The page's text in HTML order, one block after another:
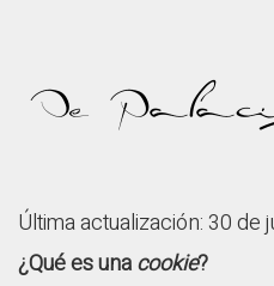
Última actualización: 30 de
¿Qué es unacookie?